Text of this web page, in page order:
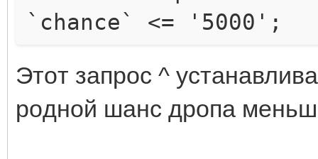
`chance` <= '5000';
Этoт зaпpoc ^
poднoй шaнc дpoпa